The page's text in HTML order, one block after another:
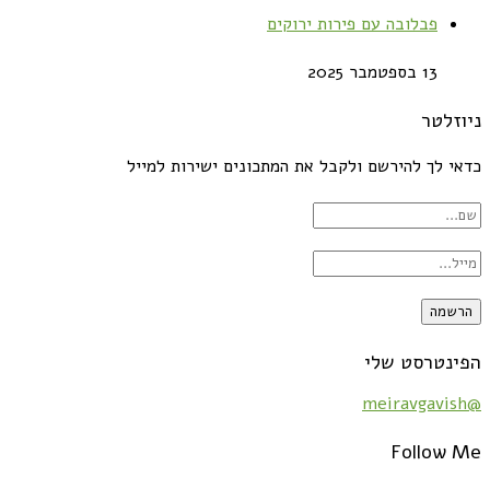
פבלובה עם פירות ירוקים
13 בספטמבר 2025
ניוזלטר
כדאי לך להירשם ולקבל את המתכונים ישירות למייל
הפינטרסט שלי
@meiravgavish
Follow Me